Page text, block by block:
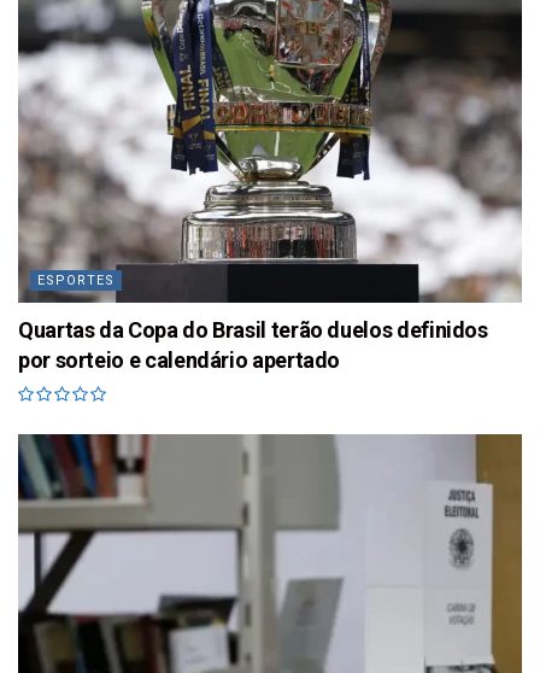
ESPORTES
Quartas da Copa do Brasil terão duelos definidos
por sorteio e calendário apertado